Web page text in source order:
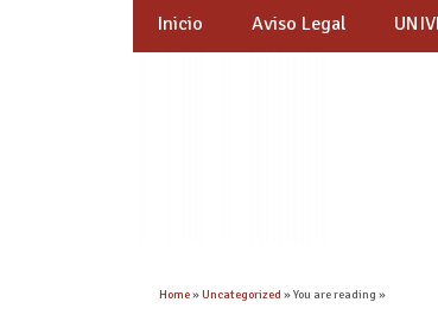
Inicio Aviso Legal
Home»Uncategorized » You are reading »